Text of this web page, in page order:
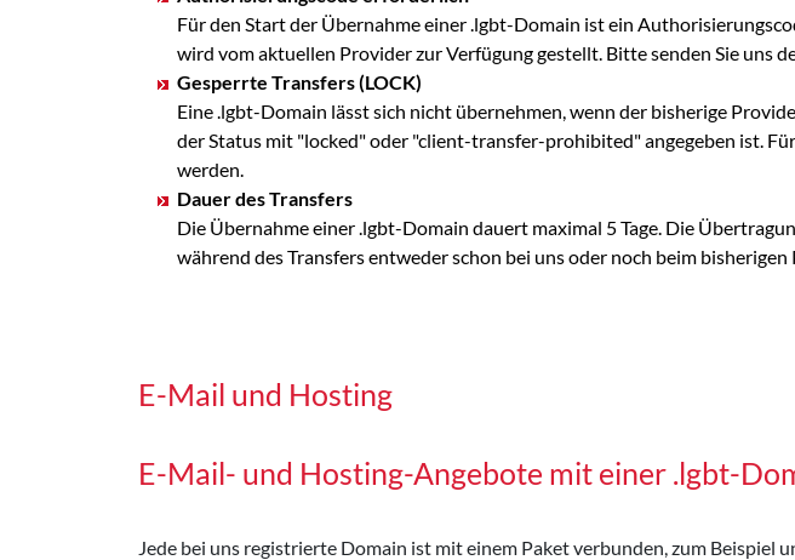
Für den Start der Übernahme einer .lgbt-Domain ist ein
wird vom aktuellen Provider zur Verfügung gestellt. Bitte senden Sie uns
Gesperrte Transfers (LOCK)
Eine .lgbt-Domain lässt sich nicht übernehmen, wenn der bisherige
der Status mit "locked" oder "client-transfer-prohibited" angegeben ist.
werden.
Dauer des Transfers
Die Übernahme einer .lgbt-Domain dauert maximal 5 Tage. Die
während des Transfers entweder schon bei uns oder noch beim
E-Mail und Hosting
E-Mail- und Hosting-Angebote mit einer .lgbt-
Jede bei uns registrierte Domain ist mit einem Paket verbunden, zum